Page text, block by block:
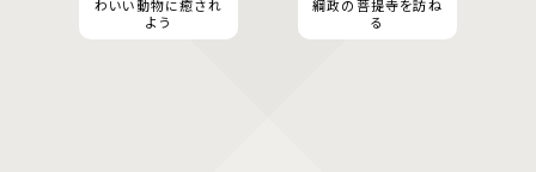
わいい動物に癒され
よう
綱政の菩提寺を訪ね
る